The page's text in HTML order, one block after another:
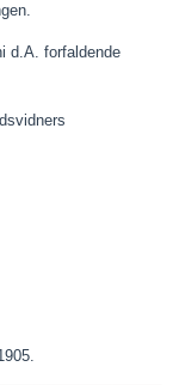
d.A . forfaldende